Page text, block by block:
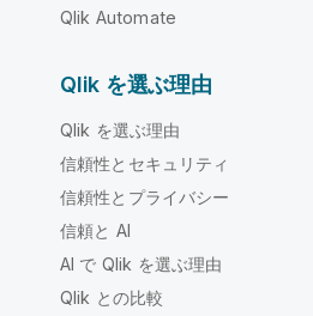
Qlik Automate
Qlik を選ぶ理由
Qlik を選ぶ理由
信頼性とセキュリティ
信頼性とプライバシー
信頼と AI
AI で Qlik を選ぶ理由
Qlik との比較